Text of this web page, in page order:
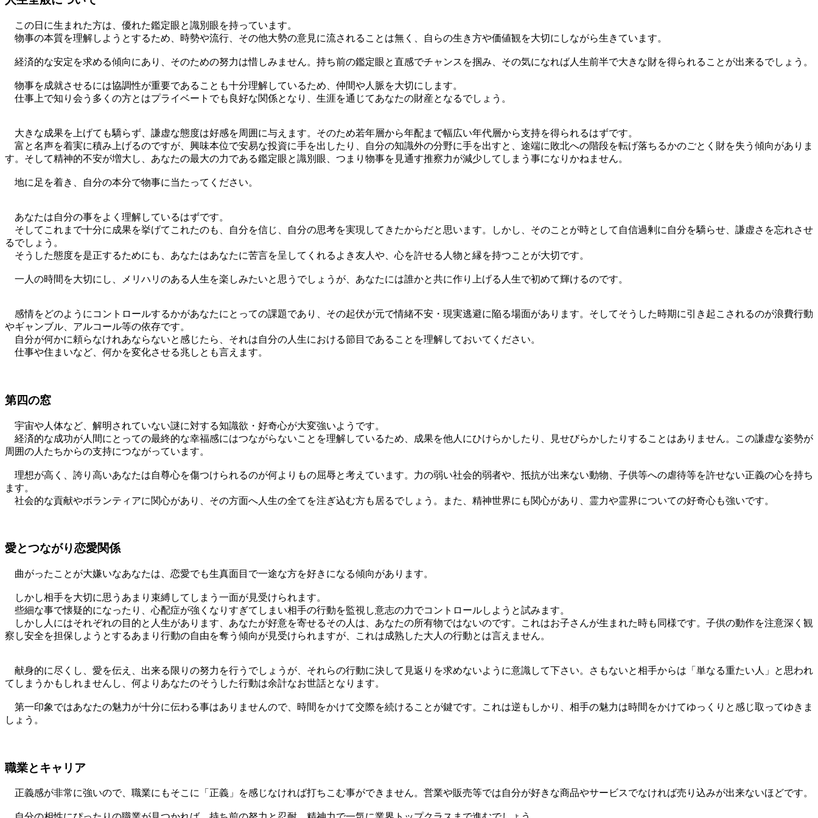
この日に生まれた方は、優れた鑑定眼と識別眼を持っています。
物事の本質を理解しようとするため、時勢や流行、その他大勢の意見に流されることは無く、自らの生き方や価値観を大切にしながら生きています。
経済的な安定を求める傾向にあり、そのための努力は惜しみません。持ち前の鑑定眼と直感でチャンスを掴み、その気になれば人生前半で大きな財を得られることが出来るでしょう。
物事を成就させるには協調性が重要であることも十分理解しているため、仲間や人脈を大切にします。
仕事上で知り会う多くの方とはプライベートでも良好な関係となり、生涯を通じてあなたの財産となるでしょう。
大きな成果を上げても驕らず、謙虚な態度は好感を周囲に与えます。そのため若年層から年配まで幅広い年代層から支持を得られるはずです。
富と名声を着実に積み上げるのですが、興味本位で安易な投資に手を出したり、自分の知識外の分野に手を出すと、途端に敗北への階段を転げ落ちるかのごとく財を失う傾向がありま
す。そして精神的不安が増大し、あなたの最大の力である鑑定眼と識別眼、つまり物事を見通す推察力が減少してしまう事になりかねません。
地に足を着き、自分の本分で物事に当たってください。
あなたは自分の事をよく理解しているはずです。
そしてこれまで十分に成果を挙げてこれたのも、自分を信じ、自分の思考を実現してきたからだと思います。しかし、そのことが時として自信過剰に自分を驕らせ、謙虚さを忘れさせ
るでしょう。
そうした態度を是正するためにも、あなたはあなたに苦言を呈してくれるよき友人や、心を許せる人物と縁を持つことが大切です。
一人の時間を大切にし、メリハリのある人生を楽しみたいと思うでしょうが、あなたには誰かと共に作り上げる人生で初めて輝けるのです。
感情をどのようにコントロールするかがあなたにとっての課題であり、その起伏が元で情緒不安・現実逃避に陥る場面があります。そしてそうした時期に引き起こされるのが浪費行動
やギャンブル、アルコール等の依存です。
自分が何かに頼らなけれあならないと感じたら、それは自分の人生における節目であることを理解しておいてください。
仕事や住まいなど、何かを変化させる兆しとも言えます。
第四の窓
宇宙や人体など、解明されていない謎に対する知識欲・好奇心が大変強いようです。
経済的な成功が人間にとっての最終的な幸福感にはつながらないことを理解しているため、成果を他人にひけらかしたり、見せびらかしたりすることはありません。この謙虚な姿勢が
周囲の人たちからの支持につながっています。
理想が高く、誇り高いあなたは自尊心を傷つけられるのが何よりもの屈辱と考えています。力の弱い社会的弱者や、抵抗が出来ない動物、子供等への虐待等を許せない正義の心を持ち
ます。
社会的な貢献やボランティアに関心があり、その方面へ人生の全てを注ぎ込む方も居るでしょう。また、精神世界にも関心があり、霊力や霊界についての好奇心も強いです。
愛とつながり恋愛関係
曲がったことが大嫌いなあなたは、恋愛でも生真面目で一途な方を好きになる傾向があります。
しかし相手を大切に思うあまり束縛してしまう一面が見受けられます。
些細な事で懐疑的になったり、心配症が強くなりすぎてしまい相手の行動を監視し意志の力でコントロールしようと試みます。
しかし人にはそれぞれの目的と人生があります、あなたが好意を寄せるその人は、あなたの所有物ではないのです。これはお子さんが生まれた時も同様です。子供の動作を注意深く観
察し安全を担保しようとするあまり行動の自由を奪う傾向が見受けられますが、これは成熟した大人の行動とは言えません。
献身的に尽くし、愛を伝え、出来る限りの努力を行うでしょうが、それらの行動に決して見返りを求めないように意識して下さい。さもないと相手からは「単なる重たい人」と思われ
てしまうかもしれませんし、何よりあなたのそうした行動は余計なお世話となります。
第一印象ではあなたの魅力が十分に伝わる事はありませんので、時間をかけて交際を続けることが鍵です。これは逆もしかり、相手の魅力は時間をかけてゆっくりと感じ取ってゆきま
しょう。
職業とキャリア
正義感が非常に強いので、職業にもそこに「正義」を感じなければ打ちこむ事ができません。営業や販売等では自分が好きな商品やサービスでなければ売り込みが出来ないほどです。